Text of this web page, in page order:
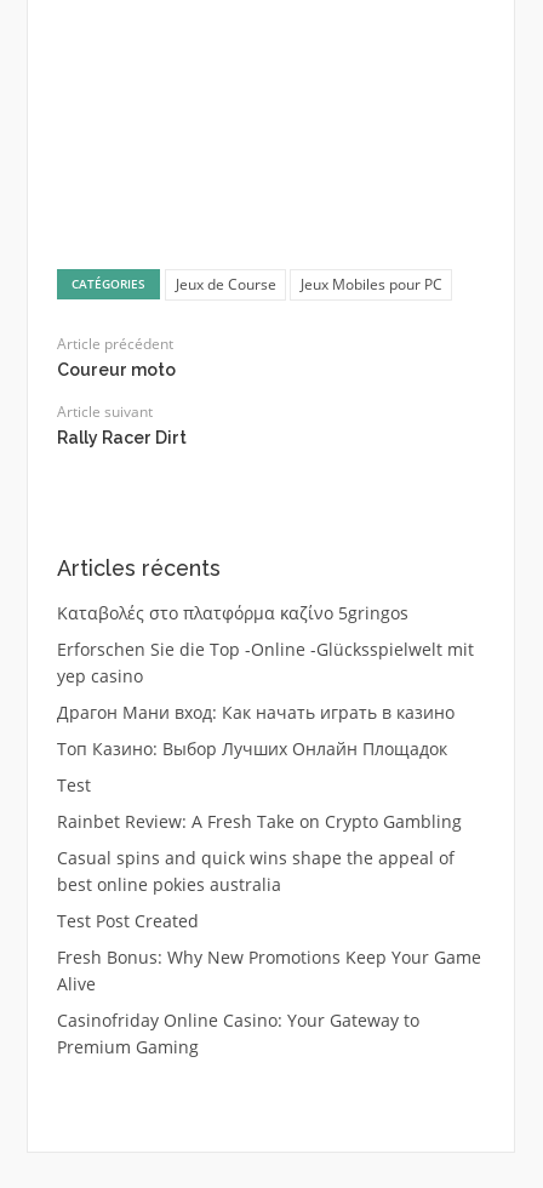
CATÉGORIES Jeux de Course Jeux Mobiles pour PC
Article précédent
Coureur moto
Article suivant
Rally Racer Dirt
Articles récents
Καταβολές στο πλατφόρμα καζίνο 5gringos
Erforschen Sie die Top -Online -Glücksspielwelt mit
yep casino
Драгон Мани вход: Как начать играть в казино
Топ Казино: Выбор Лучших Онлайн Площадок
Test
Rainbet Review: A Fresh Take on Crypto Gambling
Casual spins and quick wins shape the appeal of
best online pokies australia
Test Post Created
Fresh Bonus: Why New Promotions Keep Your Game
Alive
Casinofriday Online Casino: Your Gateway to
Premium Gaming